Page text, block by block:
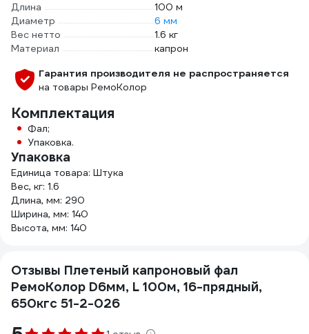
Длина
100 м
Диаметр
6 мм
Вес нетто
1.6 кг
Материал
капрон
Гарантия производителя не распространяется
на товары РемоКолор
Комплектация
Фал;
Упаковка.
Упаковка
Единица товара: Штука
Вес, кг: 1.6
Длина, мм: 290
Ширина, мм: 140
Высота, мм: 140
Отзывы Плетеный капроновый фал
РемоКолор D6мм, L 100м, 16-прядный,
650кгс 51-2-026